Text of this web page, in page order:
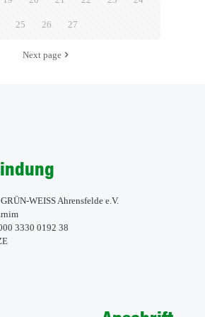
25 26 27
Next page
WEISS Ahrensfelde e.V.
3330 0192 38